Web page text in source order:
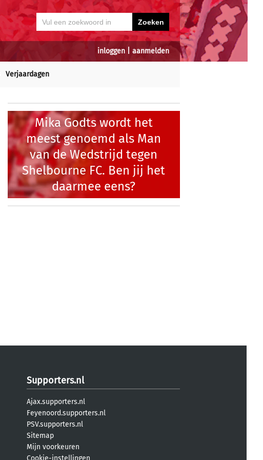
inloggen aanmelden
Verjaardagen
Mika Godts wordt het
meest genoemd als Man
van de Wedstrijd tegen
Shelbourne FC. Ben jij het
daarmee eens?
Supporters.nl
Ajax.supporters.nl
Feyenoord.supporters.nl
PSV.supporters.nl
Sitemap
Mijn voorkeuren
Cookie-instellingen